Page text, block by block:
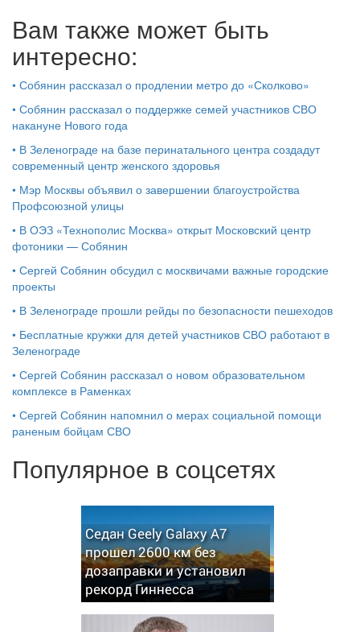
Вам также может быть
интересно:
• Собянин рассказал о продлении метро до «Сколково»
• Собянин рассказал о поддержке семей участников СВО
накануне Нового года
• В Зеленограде на базе перинатального центра создадут
современный центр женского здоровья
• Мэр Москвы объявил о завершении благоустройства
Профсоюзной улицы
• В ОЭЗ «Технополис Москва» открыт Московский центр
фотоники — Собянин
• Сергей Собянин обсудил с москвичами важные городские
проекты
• В Зеленограде прошли рейды по безопасности пешеходов
• Бесплатные кружки для детей участников СВО работают в
Зеленограде
• Сергей Собянин рассказал о новом образовательном
комплексе в Раменках
• Сергей Собянин напомнил о мерах социальной помощи
раненым бойцам СВО
Популярное в соцсетях
Седан Geely Galaxy A7
прошел 2600 км без
дозаправки и установил
рекорд Гиннесса